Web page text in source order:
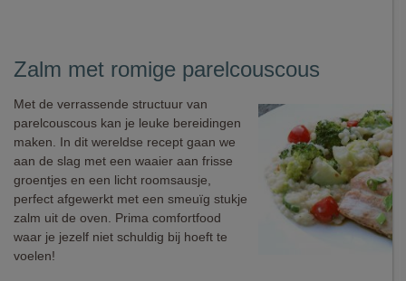
Zalm met romige parelcouscous
Met de verrassende structuur van
parelcouscous kan je leuke bereidingen
maken. In dit wereldse recept gaan we
aan de slag met een waaier aan frisse
groentjes en een licht roomsausje,
perfect afgewerkt met een smeuïg stukje
zalm uit de oven. Prima comfortfood
waar je jezelf niet schuldig bij hoeft te
voelen!